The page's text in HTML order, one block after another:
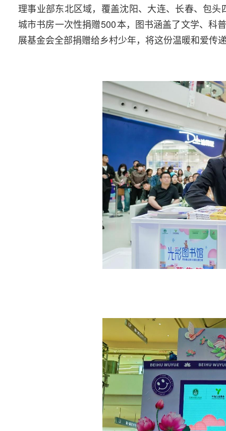
理事业部东北区域，覆盖沈阳、大连、长春、包
城市书房一次性捐赠500本，图书涵盖了文学、科
展基金会全部捐赠给乡村少年，将这份温暖和爱传